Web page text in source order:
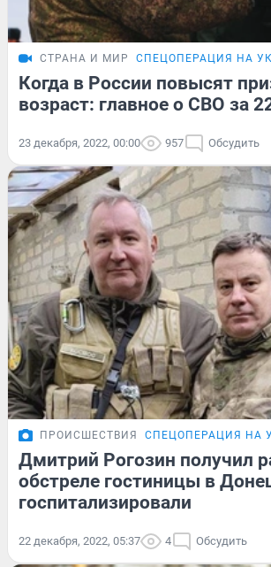
СТРАНА И МИР СПЕЦОПЕРАЦИЯ НА
Когда в России повысят
возраст: главное о СВО за
23 декабря, 2022, 00:00 957 Обсудить
ПРОИСШЕСТВИЯ СПЕЦОПЕРАЦИЯ НА
Дмитрий Рогозин получил
обстреле гостиницы в
госпитализировали
22 декабря, 2022, 05:37 4 Обсудить